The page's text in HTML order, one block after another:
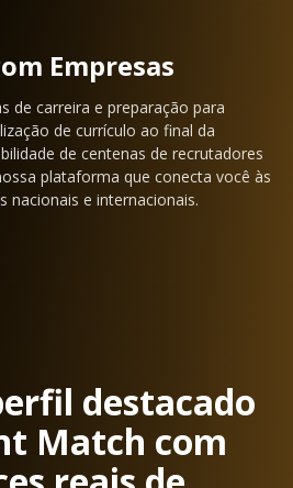
Empresas
de carreira e preparação para
de currículo ao final da
de centenas de recrutadores
plataforma que conecta você às
nacionais e internacionais.
destacado
Match com